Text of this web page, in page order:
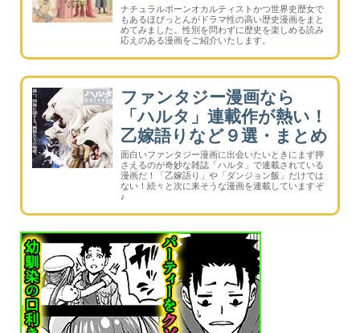
ナチュラルボーンオカルティストかつ世界史歴女で
もあるほぴっとんがドラマ性の高い歴史漫画をまと
めてみました。性別を問わずに歴史を楽しめる読み
応えのある漫画をご紹介いたします。
ファンタジー漫画なら
「ハルタ」連載作が熱い！
乙嫁語りなど９選・まとめ
面白いファンタジー漫画に出会いたいときにまず押
さえるのが奇妙な雑誌「ハルタ」で連載されている
漫画だ！「乙嫁語り」や「ダンジョン飯」だけでは
ない！続々と次に来そうな漫画を連載していますぞ
♪